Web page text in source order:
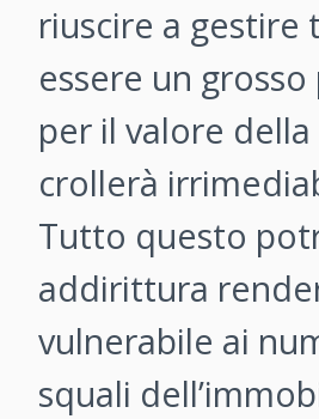
riuscire a gestire
essere un
per il valore della
crollerà
Tutto questo
addirittura
vulnerabile ai
squali